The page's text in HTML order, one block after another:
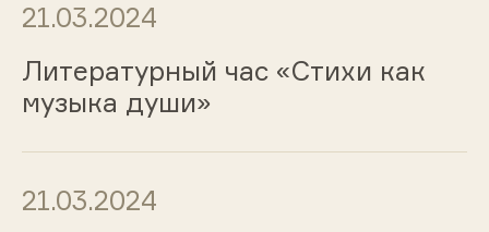
21.03.2024
Литературный час «Стихи как
музыка души»
21.03.2024